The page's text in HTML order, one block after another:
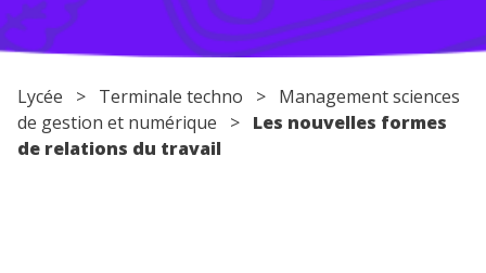
Conseils pour les parents
Lycée > Terminale techno > Management sciences
de gestion et numérique > Les nouvelles formes
de relations du travail